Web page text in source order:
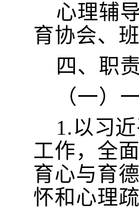
心理辅
育协会、
四、职
（一）
1.以习
工作，全
育心与育
怀和心理疏